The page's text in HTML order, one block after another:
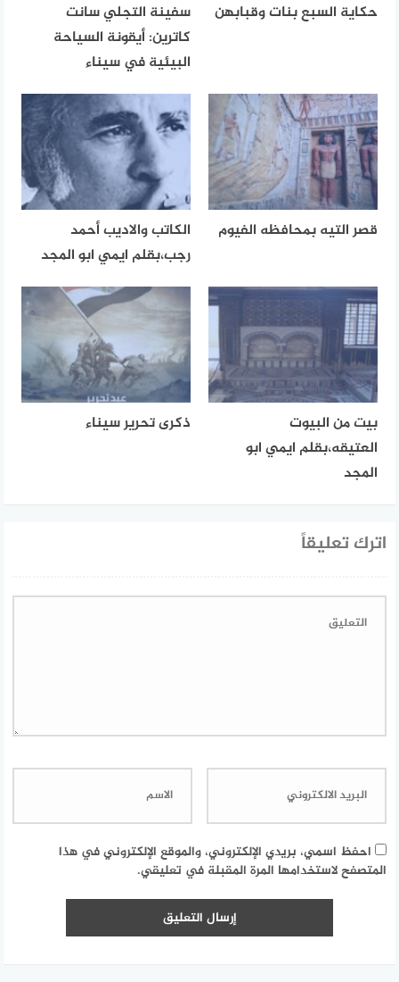
حكاية السبع بنات وقبابهن
سفينة التجلي سانت
كاترين: أيقونة السياحة
البيئية في سيناء
قصر التيه بمحافظه الفيوم
الكاتب والاديب أحمد
رجب،بقلم ايمي ابو المجد
بيت من البيوت
العتيقه،بقلم ايمي ابو
المجد
ذكرى تحرير سيناء
اترك تعليقاً
احفظ اسمي، بريدي الإلكتروني، والموقع الإلكتروني في هذا
المتصفح لاستخدامها المرة المقبلة في تعليقي.